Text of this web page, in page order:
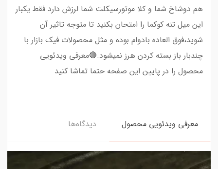
هم دوشاخ شما و کلا موتورسیکلت شما لرزش دارد فقط یکبار
این میل تنه کوکما را امتحان بکنید تا متوجه تاثیر آن
شوید،فوق العاده بادوام بوده و مثل محصولات فیک بازار با
چندبار باز بسته کردن هرز نمیشود.🔴معرفی ویدئویی
محصول را در پایین این صفحه حتما تماشا کنید
معرفی ویدئویی محصول دیدگاه‌ها